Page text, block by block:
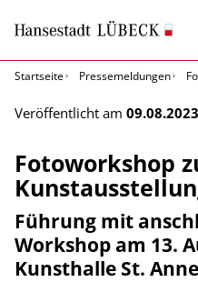
Startseite
Pressemeldungen
Veröffentlicht am 09.08.2023
Fotoworkshop
Führung mit
Workshop am 13.
Kunsthalle St.